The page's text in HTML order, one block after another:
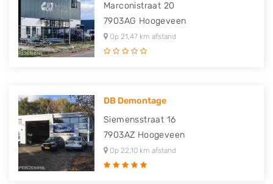
Marconistraat 20
7903AG Hoogeveen
Op 21,47 km afstand
DB Demontage
Siemensstraat 16
7903AZ Hoogeveen
Op 22,10 km afstand